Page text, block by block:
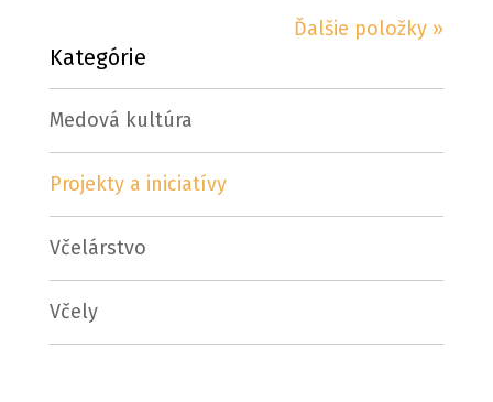
Ďalšie položky »
Kategórie
Medová kultúra
Projekty a iniciatívy
Včelárstvo
Včely